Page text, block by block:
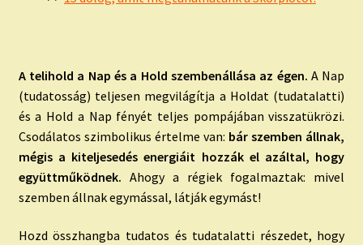
A telihold a Nap és a Hold szembenállása az égen. A Nap
(tudatosság) teljesen megvilágítja a Holdat (tudatalatti)
és a Hold a Nap fényét teljes pompájában visszatükrözi.
Csodálatos szimbolikus értelme van: bár szemben állnak,
mégis a kiteljesedés energiáit hozzák el azáltal, hogy
együttműködnek. Ahogy a régiek fogalmaztak: mivel
szemben állnak egymással, látják egymást!
Hozd összhangba tudatos és tudatalatti részedet, hogy